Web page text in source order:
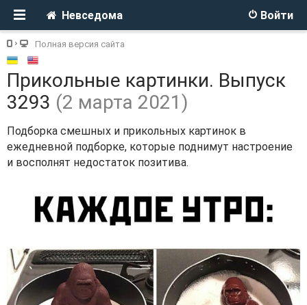
Войти
Невседома
Полная версия сайта
Прикольные картинки. Выпуск
3293 (2 марта 2021)
Подборка смешных и прикольных картинок в
ежедневной подборке, которые поднимут настроение
и восполнят недостаток позитива.